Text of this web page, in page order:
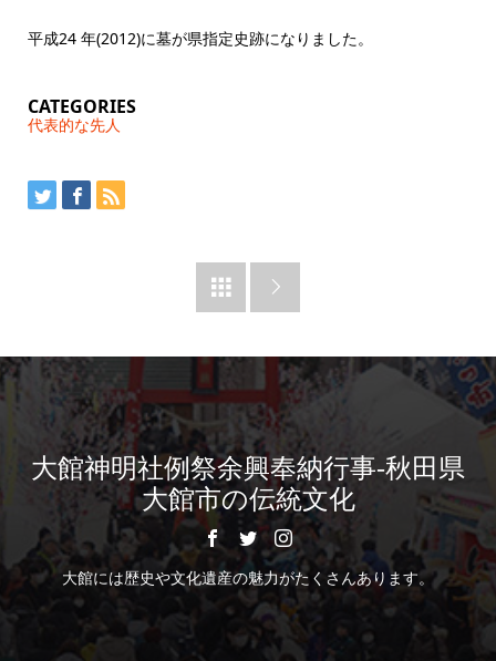
平成24 年(2012)に墓が県指定史跡になりました。
CATEGORIES
代表的な先人
 
大館神明社例祭余興奉納行事-秋田県
大館市の伝統文化
大館には歴史や文化遺産の魅力がたくさんあります。